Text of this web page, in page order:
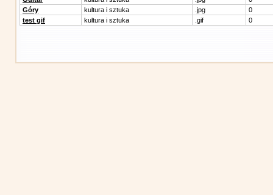
Góry
kultura i sztuka .jpg
0
test gif
kultura i sztuka .gif 0